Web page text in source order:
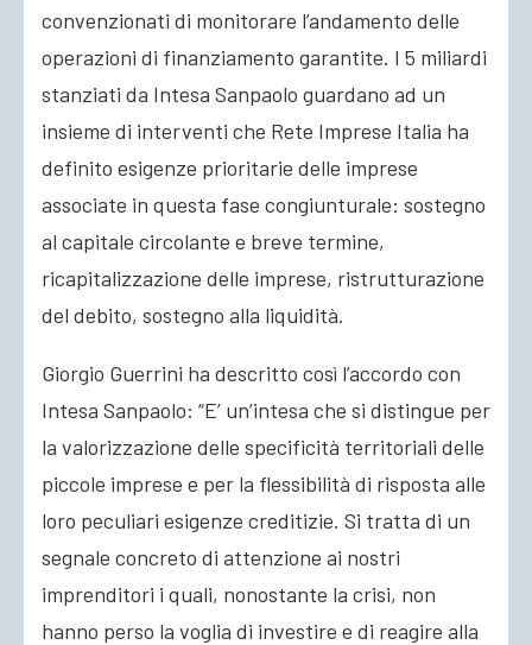
convenzionati di monitorare l’andamento delle
operazioni di finanziamento garantite. I 5 miliardi
stanziati da Intesa Sanpaolo guardano ad un
insieme di interventi che Rete Imprese Italia ha
definito esigenze prioritarie delle imprese
associate in questa fase congiunturale: sostegno
al capitale circolante e breve termine,
ricapitalizzazione delle imprese, ristrutturazione
del debito, sostegno alla liquidità.
Giorgio Guerrini ha descritto così l’accordo con
Intesa Sanpaolo: “E’ un’intesa che si distingue per
la valorizzazione delle specificità territoriali delle
piccole imprese e per la flessibilità di risposta alle
loro peculiari esigenze creditizie. Si tratta di un
segnale concreto di attenzione ai nostri
imprenditori i quali, nonostante la crisi, non
hanno perso la voglia di investire e di reagire alla